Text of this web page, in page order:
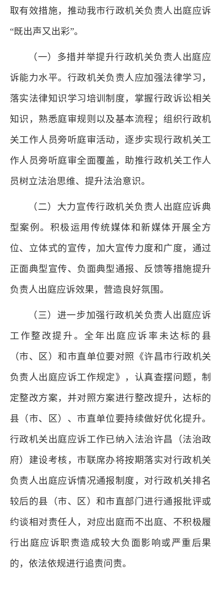
取有效措施，推动我市行政机关负责人出庭应诉
“既出声又出彩”。
（一）多措并举提升行政机关负责人出庭应
诉能力水平。行政机关负责人应加强法律学习，
落实法律知识学习培训制度，掌握行政诉讼相关
知识，熟悉庭审规则以及基本流程；组织行政机
关工作人员旁听庭审活动，逐步实现行政机关工
作人员旁听庭审全面覆盖，助推行政机关工作人
员树立法治思维、提升法治意识。
（二）大力宣传行政机关负责人出庭应诉典
型案例。积极运用传统媒体和新媒体开展全方
位、立体式的宣传，加大宣传力度和广度，通过
正面典型宣传、负面典型通报、反馈等措施提升
负责人出庭应诉效果，营造良好氛围。
（三）进一步加强行政机关负责人出庭应诉
工作整改提升。全年出庭应诉率未达标的县
（市、区）和市直单位要对照《许昌市行政机关
负责人出庭应诉工作规定》，认真查摆问题，制
定整改方案，并对照方案进行整改提升，达标的
县（市、区）、市直单位要持续做好优化提升。
行政机关出庭应诉工作已纳入法治许昌（法治政
府）建设考核，市联席办将按期落实对行政机关
负责人出庭应诉情况通报制度，对行政机关排名
较后的县（市、区）和市直部门进行通报批评或
约谈相对责任人，对应出庭而不出庭、不积极履
行出庭应诉职责造成较大负面影响或严重后果
的，依法依规进行追责问责。